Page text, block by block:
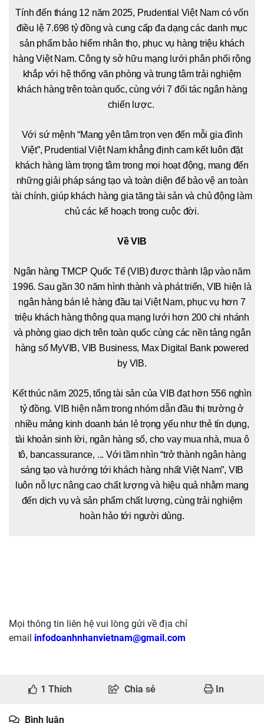
Tính đến tháng 12 năm 2025, Prudential Việt Nam có vốn
điều lệ 7.698 tỷ đồng và cung cấp đa dạng các danh mục
sản phẩm bảo hiểm nhân thọ, phục vụ hàng triệu khách
hàng Việt Nam. Công ty sở hữu mạng lưới phân phối rộng
khắp với hệ thống văn phòng và trung tâm trải nghiệm
khách hàng trên toàn quốc, cùng với 7 đối tác ngân hàng
chiến lược.
Với sứ mệnh “Mang yên tâm trọn vẹn đến mỗi gia đình
Việt”, Prudential Việt Nam khẳng định cam kết luôn đặt
khách hàng làm trọng tâm trong mọi hoạt động, mang đến
những giải pháp sáng tạo và toàn diện để bảo vệ an toàn
tài chính, giúp khách hàng gia tăng tài sản và chủ động làm
chủ các kế hoạch trong cuộc đời.
Về VIB
Ngân hàng TMCP Quốc Tế (VIB) được thành lập vào năm
1996. Sau gần 30 năm hình thành và phát triển, VIB hiện là
ngân hàng bán lẻ hàng đầu tại Việt Nam, phục vụ hơn 7
triệu khách hàng thông qua mạng lưới hơn 200 chi nhánh
và phòng giao dịch trên toàn quốc cùng các nền tảng ngân
hàng số MyVIB, VIB Business, Max Digital Bank powered
by VIB.
Kết thúc năm 2025, tổng tài sản của VIB đạt hơn 556 nghìn
tỷ đồng. VIB hiện nằm trong nhóm dẫn đầu thị trường ở
nhiều mảng kinh doanh bán lẻ trọng yếu như thẻ tín dụng,
tài khoản sinh lời, ngân hàng số, cho vay mua nhà, mua ô
tô, bancassurance, ... Với tầm nhìn “trở thành ngân hàng
sáng tạo và hướng tới khách hàng nhất Việt Nam”, VIB
luôn nỗ lực nâng cao chất lượng và hiệu quả nhằm mang
đến dịch vụ và sản phẩm chất lượng, cùng trải nghiệm
hoàn hảo tới người dùng.
Mọi thông tin liên hệ vui lòng gửi về địa chỉ
email infodoanhnhanvietnam@gmail.com
1 Thích Chia sẻ In
Bình luận